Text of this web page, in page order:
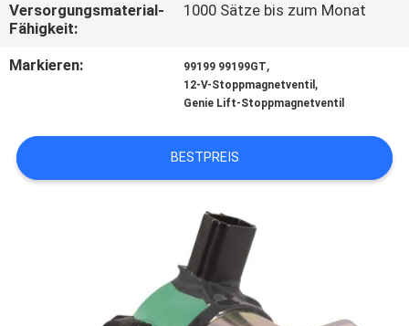
TRETEN
SIE
UNS
IN
VERBINDUNG
Versorgungsmaterial-
Fähigkeit:
1000 Sätze bis zum Monat
Markieren: 99199 99199GT,
12-V-Stoppmagnetventil ,
Genie Lift-Stoppmagnetventil
BESTPREIS